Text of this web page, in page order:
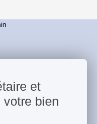
et
votre bien